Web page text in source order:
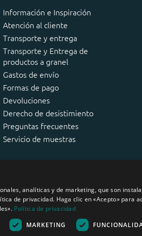
Información e Inspiración
Atención al cliente
Transporte y entrega
Transporte y Entrega de
productos a granel
Gastos de envío
Formas de pago
Devoluciones
Derecho de desistimiento
Preguntas frecuentes
Servicio de muestras
página web pueden ser utilizados sin el permiso
analíticas y de marketing, que son
de privacidad. Haga clic en «Acepto» para
Política de privacidad
MARKETING